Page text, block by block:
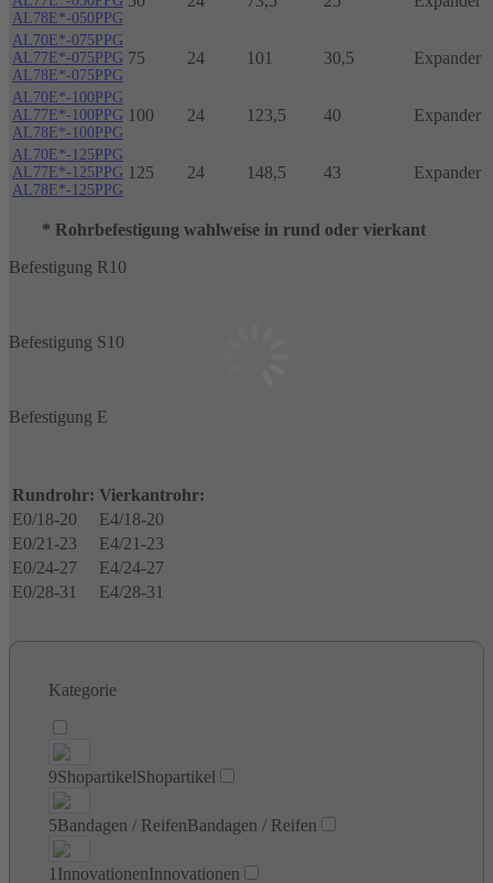
AL78E*-050PPG
AL70E*-075PPG
AL77E*-075PPG
AL78E*-075PPG
75 24 101 30,5 Expander
AL70E*-100PPG
AL77E*-100PPG
AL78E*-100PPG
100 24 123,5 40 Expander
AL70E*-125PPG
AL77E*-125PPG
AL78E*-125PPG
125 24 148,5 43 Expander
* Rohrbefestigung wahlweise in rund oder vierkant
Befestigung R10
Befestigung S10
Befestigung E
Rundrohr: Vierkantrohr:
E0/18-20
E4/18-20
E0/21-23
E4/21-23
E0/24-27
E4/24-27
E0/28-31
E4/28-31
Kategorie
9ShopartikelShopartikel
5Bandagen / ReifenBandagen / Reifen
1 InnovationenInnovationen